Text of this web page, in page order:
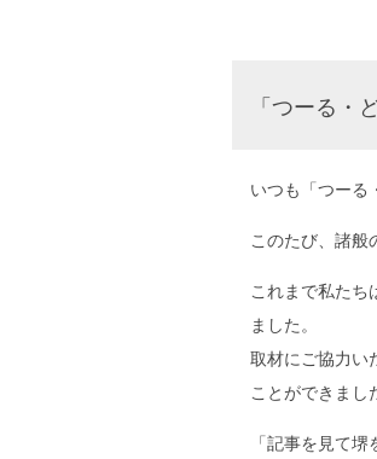
「つーる・
いつも「つーる
このたび、諸般
これまで私たち
ました。
取材にご協力い
ことができまし
「記事を見て